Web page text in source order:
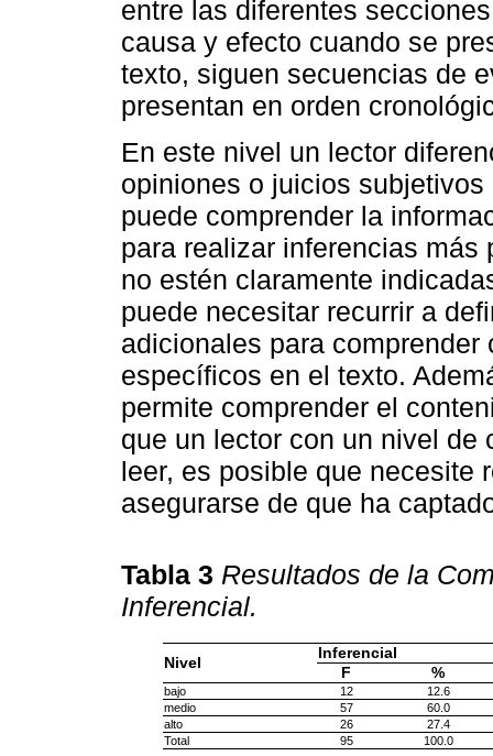
entre las diferentes
causa y efecto cuando se
texto, siguen secuencias de
presentan en orden
En este nivel un lector
opiniones o juicios
puede comprender la
para realizar inferencias
no estén claramente
puede necesitar recurrir a
adicionales para
específicos en el texto.
permite comprender el
que un lector con un nivel de
leer, es posible que necesite
asegurarse de que ha
Tabla 3 Resultados de la
Inferencial.
Nivel
Inferencial
F
%
bajo 12
12.6
medio
57
60.0
alto
26
27.4
Total
95 100.0